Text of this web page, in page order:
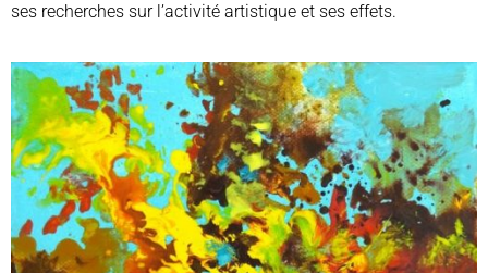
ses recherches sur l’activité artistique et ses effets.